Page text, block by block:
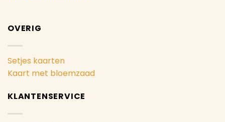
OVERIG
Setjes kaarten
Kaart met bloemzaad
KLANTENSERVICE